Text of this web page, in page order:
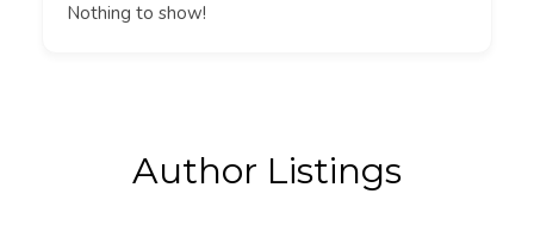
Nothing to show!
Author Listings